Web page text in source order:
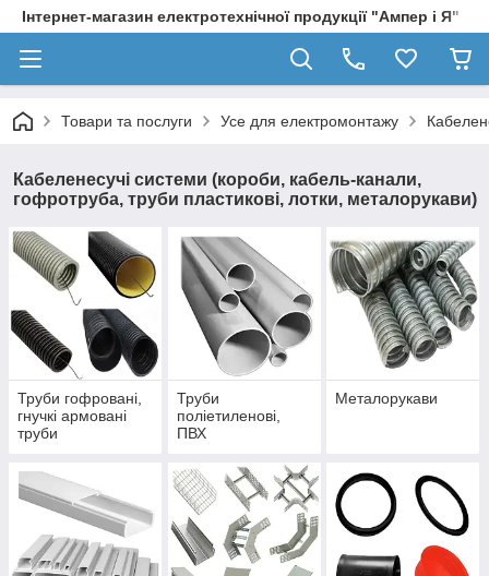
Інтернет-магазин електротехнічної продукції "Ампер і Я"
Товари та послуги Усе для електромонтажу
Кабеленесучі системи (короби, кабель-канали,
гофротруба, труби пластикові, лотки, металорукави)
Труби гофровані,
гнучкі армовані
труби
Труби
поліетиленові,
ПВХ
Металорукави